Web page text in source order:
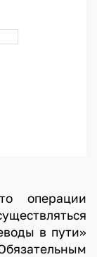
операции
в пути»